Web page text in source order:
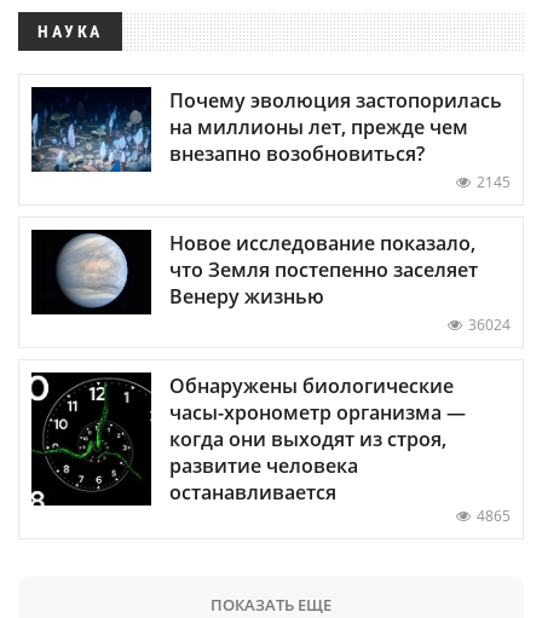
НАУКА
Почему эволюция застопорилась
на миллионы лет, прежде чем
внезапно возобновиться?
2145
Новое исследование показало,
что Земля постепенно заселяет
Венеру жизнью
36024
Обнаружены биологические
часы-хронометр организма —
когда они выходят из строя,
развитие человека
останавливается
4865
ПОКАЗАТЬ ЕЩЕ